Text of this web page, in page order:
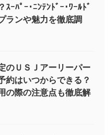
ｽｰﾊﾟｰ･ﾆﾝﾃﾝﾄﾞｰ･ﾜｰﾙﾄﾞ
ランや魅力を徹底調
のＵＳＪアーリーパー
約はいつからできる？
の際の注意点も徹底解